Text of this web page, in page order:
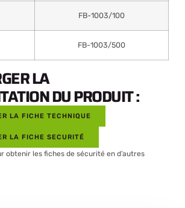
FB-1003/100
FB-1003/500
LA
DU PRODUIT :
LA FICHE TECHNIQUE
LA FICHE SECURITÉ
obtenir les fiches de sécurité en d’autres